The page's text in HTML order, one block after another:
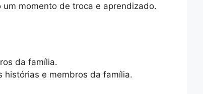
momento de troca e aprendizado.
da família.
histórias e membros da família.